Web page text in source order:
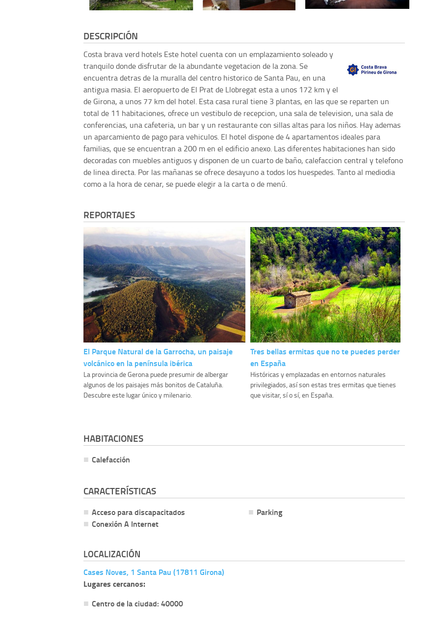
DESCRIPCIÓN
Costa brava verd hotels Este hotel cuenta con un emplazamiento soleado y
tranquilo donde disfrutar de la abundante vegetacion de la zona. Se
encuentra detras de la muralla del centro historico de Santa Pau, en una
antigua masia. El aeropuerto de El Prat de Llobregat esta a unos 172 km y el
de Girona, a unos 77 km del hotel. Esta casa rural tiene 3 plantas, en las que se reparten un
total de 11 habitaciones, ofrece un vestibulo de recepcion, una sala de television, una sala de
conferencias, una cafeteria, un bar y un restaurante con sillas altas para los niños. Hay ademas
un aparcamiento de pago para vehiculos. El hotel dispone de 4 apartamentos ideales para
familias, que se encuentran a 200 m en el edificio anexo. Las diferentes habitaciones han sido
decoradas con muebles antiguos y disponen de un cuarto de baño, calefaccion central y telefono
de linea directa. Por las mañanas se ofrece desayuno a todos los huespedes. Tanto al mediodia
como a la hora de cenar, se puede elegir a la carta o de menú.
REPORTAJES
El Parque Natural de la Garrocha, un paisaje
volcánico en la península ibérica
La provincia de Gerona puede presumir de albergar
algunos de los paisajes más bonitos de Cataluña.
Descubre este lugar único y milenario.
Tres bellas ermitas que no te puedes perder
en España
Históricas y emplazadas en entornos naturales
privilegiados, así son estas tres ermitas que tienes
que visitar, sí o sí, en España.
HABITACIONES
Calefacción
CARACTERÍSTICAS
Acceso para discapacitados
Conexión A Internet
Parking
LOCALIZACIÓN
Cases Noves, 1 Santa Pau (17811 Girona)
Lugares cercanos:
Centro de la ciudad: 40000